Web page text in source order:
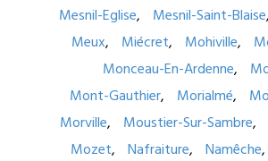
Mesnil-Eglise
Mesnil-Saint-Blaise
Meux
Miécret Mohiville
Monceau-En-Ardenne
Mont-Gauthier
Morialmé
Morville
Moustier-Sur-Sambre
Mozet
Nafraiture Namêche